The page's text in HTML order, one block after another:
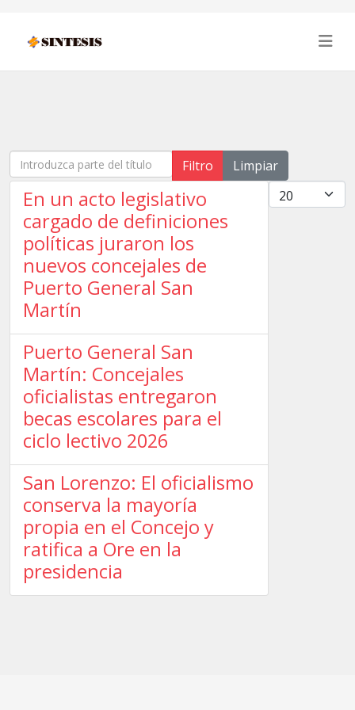
Introduzca parte del título Filtro
Limpiar
Cantidad
En un acto legislativo
cargado de definiciones
políticas juraron los
nuevos concejales de
Puerto General San
Martín
Puerto General San
Martín: Concejales
oficialistas entregaron
becas escolares para el
ciclo lectivo 2026
San Lorenzo: El oficialismo
conserva la mayoría
propia en el Concejo y
ratifica a Ore en la
presidencia